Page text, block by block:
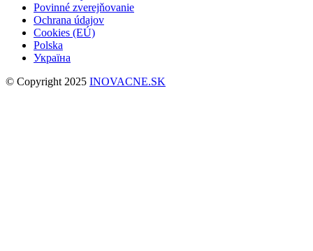
Povinné zverejňovanie
Ochrana údajov
Cookies (EÚ)
Polska
Україна
© Copyright 2025 INOVACNE.SK